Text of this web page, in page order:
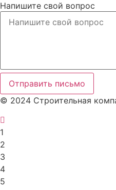
Напишите свой вопрос
Отправить письмо
© 2024 Строительная
1
2
3
4
5